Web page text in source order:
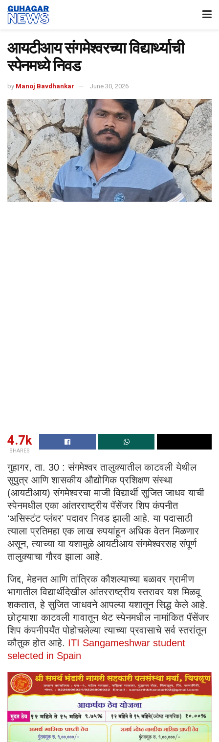
आयटीआय संगमेश्वरच्या विद्यार्थ्याची
स्पेनमध्ये निवड
by Manoj Bavdhankar June 30, 2026
4.7k
SHARES
गुहागर, ता. 30 : संगमेश्वर तालुक्यातील काटवली येथील
सुपुत्र आणि शासकीय औद्योगिक प्रशिक्षण संस्था
(आयटीआय) संगमेश्वरचा माजी विद्यार्थी सुजित जाधव याची
स्पेनमधील एका आंतरराष्ट्रीय पॅसेंजर शिप कंपनीत
‘असिस्टंट प्लंबर’ पदावर निवड झाली आहे. या पदासाठी
त्याला प्रतिमहा एक लाख रुपयांहून अधिक वेतन मिळणार
असून, त्याच्या या यशामुळे आयटीआय संगमेश्वरसह संपूर्ण
तालुक्याचा गौरव झाला आहे.
जिद्द, मेहनत आणि तांत्रिक कौशल्याच्या बळावर ग्रामीण
भागातील विद्यार्थीदेखील आंतरराष्ट्रीय स्तरावर यश मिळवू
शकतात, हे सुजित जाधवने आपल्या यशातून सिद्ध केले आहे.
छोट्याशा काटवली गावातून थेट स्पेनमधील नामांकित पॅसेंजर
शिप कंपनीपर्यंत पोहोचलेल्या त्याच्या प्रवासाचे सर्व स्तरांतून
कौतुक होत आहे. ITI Sangameshwar student
selected in Spain